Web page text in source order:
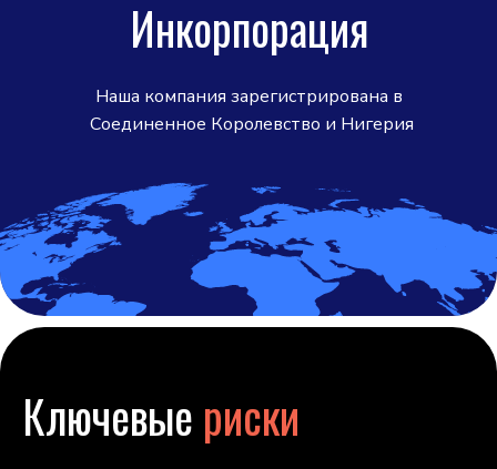
Инкорпорация
Наша компания зарегистрирована в
Соединенное Королевство и Нигерия
Ключевые риски